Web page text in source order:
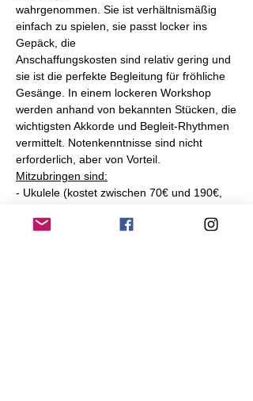
wahrgenommen. Sie ist verhältnismäßig
einfach zu spielen, sie passt locker ins
Gepäck, die
Anschaffungskosten sind relativ gering und
sie ist die perfekte Begleitung für fröhliche
Gesänge. In einem lockeren Workshop
werden anhand von bekannten Stücken, die
wichtigsten Akkorde und Begleit-Rhythmen
vermittelt. Notenkenntnisse sind nicht
erforderlich, aber von Vorteil.
Mitzubringen sind:
- Ukulele (kostet zwischen 70€ und 190€,
- Stimmgerät und Schreibzeug